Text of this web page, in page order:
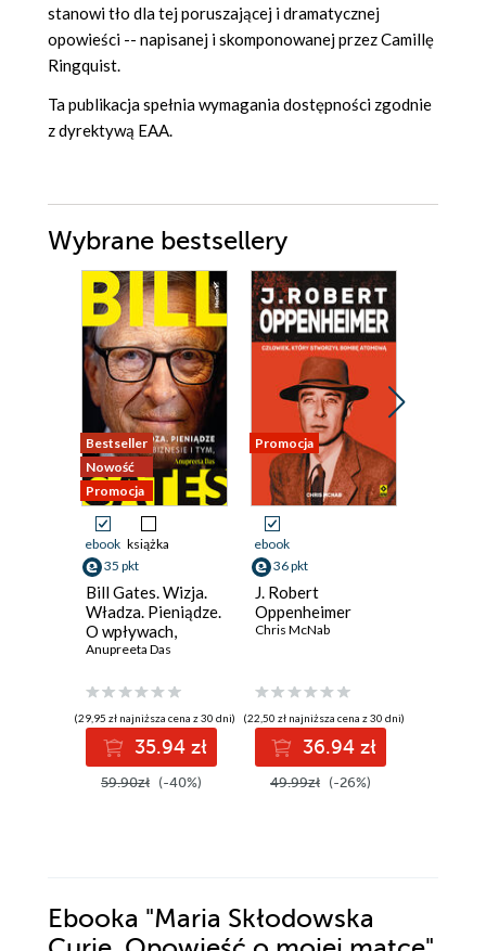
stanowi tło dla tej poruszającej i dramatycznej
opowieści -- napisanej i skomponowanej przez Camillę
Ringquist.
Ta publikacja spełnia wymagania dostępności zgodnie
z dyrektywą EAA.
Wybrane bestsellery
Bestseller
Nowość
Promocja
ebook książka
35 pkt
Bill Gates. Wizja.
Władza. Pieniądze.
O wpływach,
biznesie i tym, co
Anupreeta Das
(29,95 zł najniższa cena z 30 dni)
35.94 zł
59.90zł (-40%)
Promocja
ebook
36 pkt
J. Robert
Oppenheimer
Chris McNab
(22,50 zł najniższa cena z 30 dni)
36.94 zł
49.99zł (-26%)
Ebooka "Maria Skłodowska